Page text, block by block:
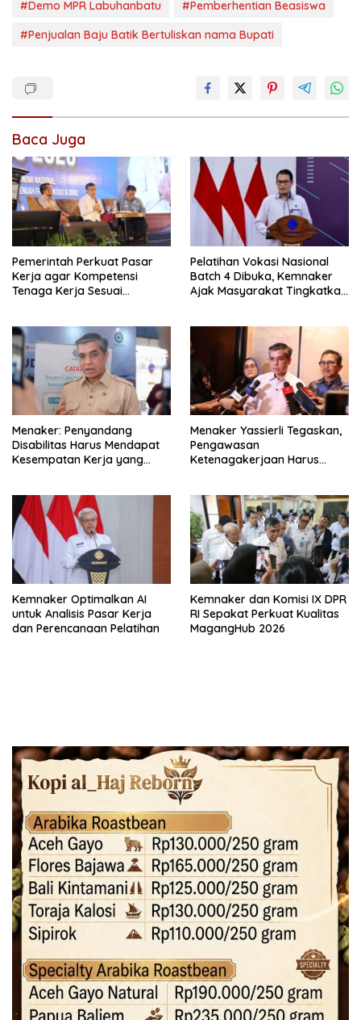
#Demo MPR Labuhanbatu
#Pemberhentian Beasiswa
#Penjualan Baju Batik Bertuliskan nama Bupati
Baca Juga
Pemerintah Perkuat Pasar
Kerja agar Kompetensi
Tenaga Kerja Sesuai
Pelatihan Vokasi Nasional
Batch 4 Dibuka, Kemnaker
Ajak Masyarakat Tingkatkan
Menaker: Penyandang
Disabilitas Harus Mendapat
Kesempatan Kerja yang
Menaker Yassierli Tegaskan,
Pengawasan
Ketenagakerjaan Harus
Kemnaker Optimalkan AI
untuk Analisis Pasar Kerja
dan Perencanaan Pelatihan
Kemnaker dan Komisi IX DPR
RI Sepakat Perkuat Kualitas
MagangHub 2026